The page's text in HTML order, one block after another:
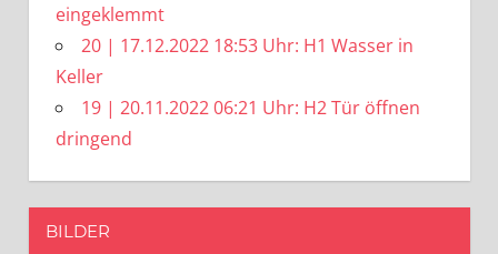
eingeklemmt
20 | 17.12.2022 18:53 Uhr: H1 Wasser in
Keller
19 | 20.11.2022 06:21 Uhr: H2 Tür öffnen
dringend
BILDER